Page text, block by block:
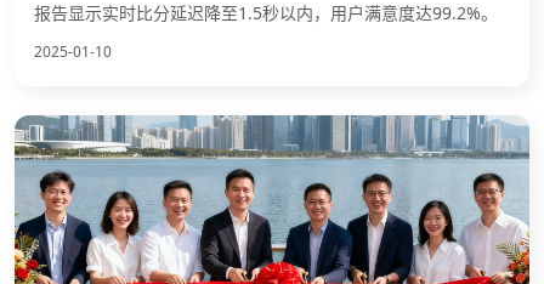
报告显示实时比分延迟降至1.5秒以内，用户满意度达99.2%。
2025-01-10